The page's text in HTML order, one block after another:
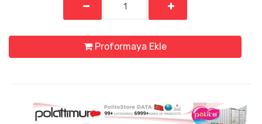
Proformaya Ekle